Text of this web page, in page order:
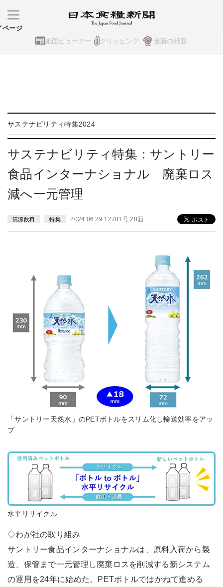
紙面ビューアー クリッピング 最新の紙面
ページ
サステナビリティ特集2024
サステナビリティ特集：サントリー
食品インターナショナル 廃棄ロス
減へ一元管理
清涼飲料 特集 2024.06.29 12781号 20面
「サントリー天然水」のPETボトルをスリム化し輸送効率をアッ
プ
水平リサイクル
◇わが社の取り組み
サントリー食品インターナショナルは、原料入荷から製
造、保管まで一元管理し廃棄ロスを削減する新システム
の運用を24年に始めた。PETボトルではかねて進める